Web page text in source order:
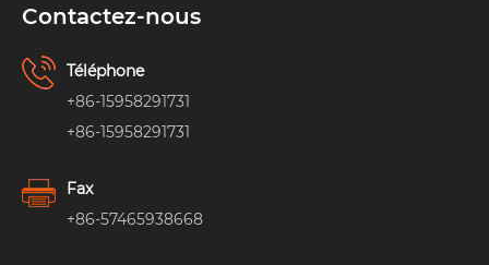
Contactez-nous
Téléphone
+86-15958291731
+86-15958291731
Fax
+86-57465938668